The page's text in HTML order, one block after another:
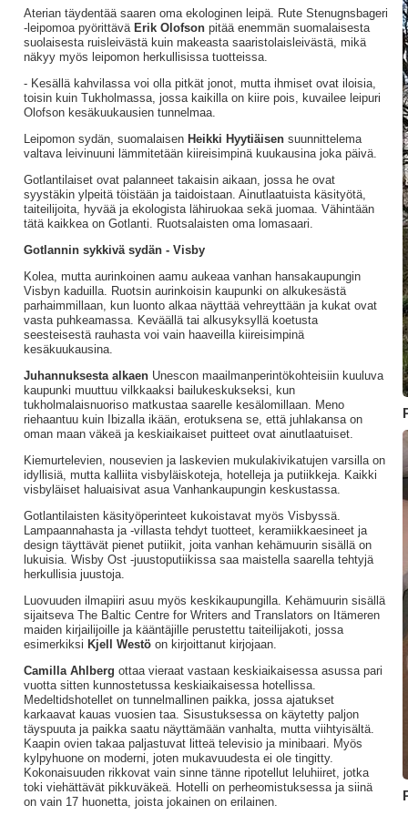
Aterian täydentää saaren oma ekologinen leipä. Rute Stenugnsbageri
-leipomoa pyörittävä Erik Olofsonpitää enemmän suomalaisesta
suolaisesta ruisleivästä kuin makeasta saaristolaisleivästä, mikä
näkyy myös leipomon herkullisissa tuotteissa.
- Kesällä kahvilassa voi olla pitkät jonot, mutta ihmiset ovat iloisia,
toisin kuin Tukholmassa, jossa kaikilla on kiire pois, kuvailee leipuri
Olofson kesäkuukausien tunnelmaa.
Leipomon sydän, suomalaisen Heikki Hyytiäisensuunnittelema
valtava leivinuuni lämmitetään kiireisimpinä kuukausina joka päivä.
Gotlantilaiset ovat palanneet takaisin aikaan, jossa he ovat
syystäkin ylpeitä töistään ja taidoistaan. Ainutlaatuista käsityötä,
taiteilijoita, hyvää ja ekologista lähiruokaa sekä juomaa. Vähintään
tätä kaikkea on Gotlanti. Ruotsalaisten oma lomasaari.
Gotlannin sykkivä sydän - Visby
Kolea, mutta aurinkoinen aamu aukeaa vanhan hansakaupungin
Visbyn kaduilla. Ruotsin aurinkoisin kaupunki on alkukesästä
parhaimmillaan, kun luonto alkaa näyttää vehreyttään ja kukat ovat
vasta puhkeamassa. Keväällä tai alkusyksyllä koetusta
seesteisestä rauhasta voi vain haaveilla kiireisimpinä
kesäkuukausina.
Juhannuksesta alkaen Unescon maailmanperintökohteisiin kuuluva
kaupunki muuttuu vilkkaaksi bailukeskukseksi, kun
tukholmalaisnuoriso matkustaa saarelle kesälomillaan. Meno
riehaantuu kuin Ibizalla ikään, erotuksena se, että juhlakansa on
oman maan väkeä ja keskiaikaiset puitteet ovat ainutlaatuiset.
Kiemurtelevien, nousevien ja laskevien mukulakivikatujen varsilla on
idyllisiä, mutta kalliita visbyläiskoteja, hotelleja ja putiikkeja. Kaikki
visbyläiset haluaisivat asua Vanhankaupungin keskustassa.
Gotlantilaisten käsityöperinteet kukoistavat myös Visbyssä.
Lampaannahasta ja -villasta tehdyt tuotteet, keramiikkaesineet ja
design täyttävät pienet putiikit, joita vanhan kehämuurin sisällä on
lukuisia. Wisby Ost -juustoputiikissa saa maistella saarella tehtyjä
herkullisia juustoja.
Luovuuden ilmapiiri asuu myös keskikaupungilla. Kehämuurin sisällä
sijaitseva The Baltic Centre for Writers and Translators on Itämeren
maiden kirjailijoille ja kääntäjille perustettu taiteilijakoti, jossa
esimerkiksi Kjell Westö on kirjoittanut kirjojaan.
Camilla Ahlberg ottaa vieraat vastaan keskiaikaisessa asussa pari
vuotta sitten kunnostetussa keskiaikaisessa hotellissa.
Medeltidshotellet on tunnelmallinen paikka, jossa ajatukset
karkaavat kauas vuosien taa. Sisustuksessa on käytetty paljon
täyspuuta ja paikka saatu näyttämään vanhalta, mutta viihtyisältä.
Kaapin ovien takaa paljastuvat litteä televisio ja minibaari. Myös
kylpyhuone on moderni, joten mukavuudesta ei ole tingitty.
Kokonaisuuden rikkovat vain sinne tänne ripotellut leluhiiret, jotka
toki viehättävät pikkuväkeä. Hotelli on perheomistuksessa ja siinä
on vain 17 huonetta, joista jokainen on erilainen.